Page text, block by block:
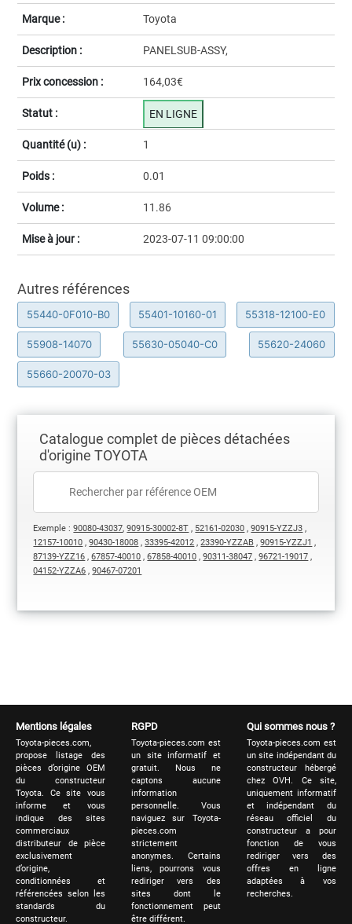
Marque : Toyota
Description : PANELSUB-ASSY,
Prix concession : 164,03€
Statut : EN LIGNE
Quantité (u) : 1
Poids : 0.01
Volume : 11.86
Mise à jour : 2023-07-11 09:00:00
Autres références
55440-0F010-B0 55401-10160-01 55318-12100-E0
55908-14070 55630-05040-C0 55620-24060
55660-20070-03
Catalogue complet de pièces détachées
d'origine TOYOTA
Exemple :90080-43037,90915-30002-8T , 52161-02030 ,90915-YZZJ3 ,
12157-10010 ,90430-18008 ,33395-42012 ,23390-YZZAB ,90915-YZZJ1 ,
87139-YZZ16 ,67857-40010 ,67858-40010 ,90311-38047 ,96721-19017 ,
04152-YZZA6 ,90467-07201
Mentions légales
Toyota-pieces.com,
propose listage des
pièces d’origine OEM
du constructeur
Toyota. Ce site vous
informe et vous
indique des sites
commerciaux
distributeur de pièce
exclusivement
d’origine,
conditionnées et
référencées selon les
standards du
constructeur.
RGPD
Toyota-pieces.com est
un site informatif et
gratuit. Nous ne
captons aucune
information
personnelle. Vous
naviguez sur Toyota-
pieces.com
strictement
anonymes. Certains
liens, pourrons vous
rediriger vers des
sites dont le
fonctionnement peut
être différent.
Qui sommes nous ?
Toyota-pieces.com est
un site indépendant du
constructeur hébergé
chez OVH. Ce site,
uniquement informatif
et indépendant du
réseau officiel du
constructeur a pour
fonction de vous
rediriger vers des
offres en ligne
adaptées à vos
recherches.